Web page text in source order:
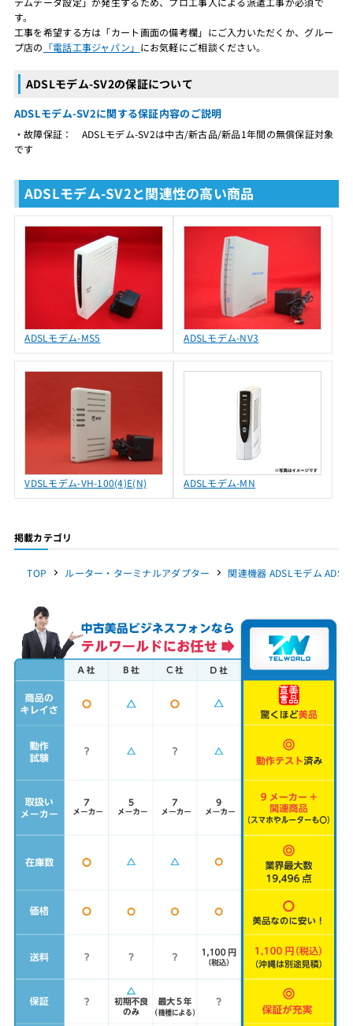
す。
工事を希望する方は「カート画面の備考欄」にご入力いただくか、グルー
プ店の 「電話工事ジャパン」 にお気軽にご相談ください。
ADSLモデム-SV2の保証について
ADSLモデム-SV2に関する保証内容のご説明
・故障保証： ADSLモデム-SV2は中古/新古品/新品1年間の無償保証対象
です
ADSLモデム-SV2と関連性の高い商品
ADSLモデム-MS5 ADSLモデム-NV3
VDSLモデム-VH-100(4)E(N) ADSLモデム-MN
掲載カテゴリ
TOP ルーター・ターミナルアダプター 関連機器 ADSLモデム ADSL